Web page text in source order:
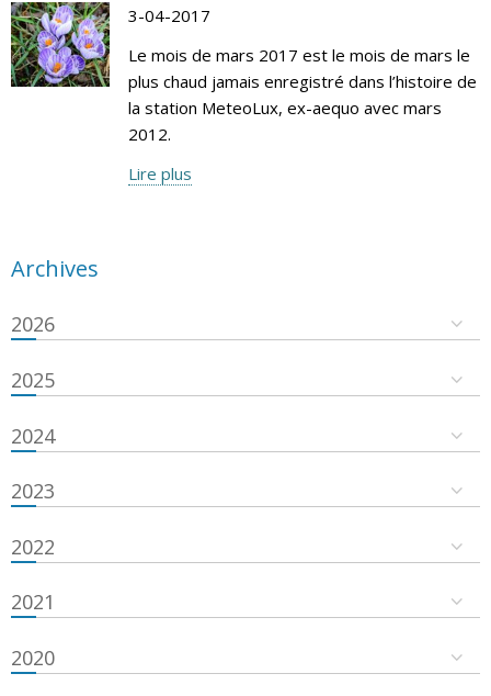
3-04-2017
Le mois de mars 2017 est le mois de mars le
plus chaud jamais enregistré dans l’histoire de
la station MeteoLux, ex-aequo avec mars
2012.
Lire plus
Archives
2026
2025
2024
2023
2022
2021
2020